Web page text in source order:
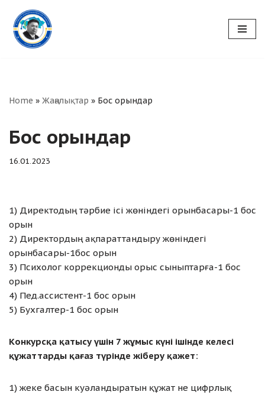
Skip
to
Home » Жаңалықтар » Бос орындар
Бос орындар
16.01.2023
1) Директодың тәрбие ісі жөніндегі орынбасары-1 бос
орын
2) Директордың ақпараттандыру жөніндегі
орынбасары-1бос орын
3) Психолог коррекционды орыс сыныптарға-1 бос
орын
4) Пед.ассистент-1 бос орын
5) Бухгалтер-1 бос орын
Конкурсқа қатысу үшін 7 жұмыс күні ішінде келесі
құжаттарды қағаз түрінде жіберу қажет:
1) жеке басын куәландыратын құжат не цифрлық